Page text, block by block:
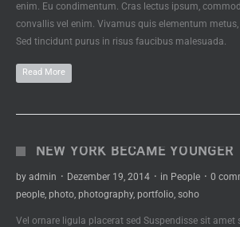
enim. Eu condimentum. Cras lectus ipsum,
convallis vel enim. Vivamus quis elementum
Sed tincidunt purus in risus faucibus malesuada.
Read More
NEW YORK BECAME YOUNGER
by admin · Dezember 19, 2014 · in People · 0
people, photo, photography, portfolio, soho
Vel ornare ligula placerat sed Suspendisse sit amet